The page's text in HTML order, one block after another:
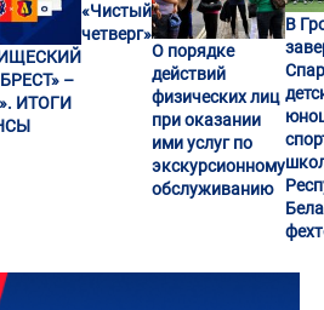
–
ИТОГИ
«Чистый
четверг»
О порядке
действий
физических лиц
при оказании
ими услуг по
экскурсионному
обслуживанию
В